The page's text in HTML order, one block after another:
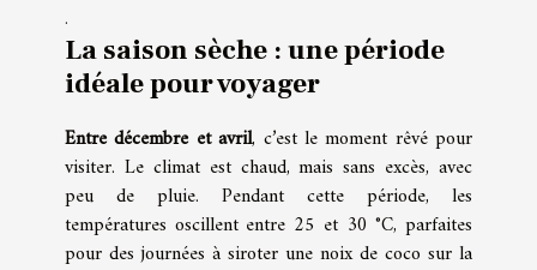
.
La saison sèche : une période
idéale pour voyager
Entre décembre et avril, c’est le moment rêvé pour
visiter. Le climat est chaud, mais sans excès, avec
peu de pluie. Pendant cette période, les
températures oscillent entre 25 et 30 °C, parfaites
pour des journées à siroter une noix de coco sur la